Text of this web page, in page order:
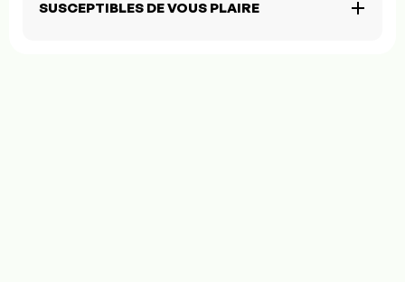
SUSCEPTIBLES DE VOUS PLAIRE